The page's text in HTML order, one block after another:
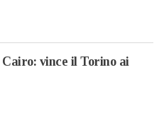
vince il Torino ai